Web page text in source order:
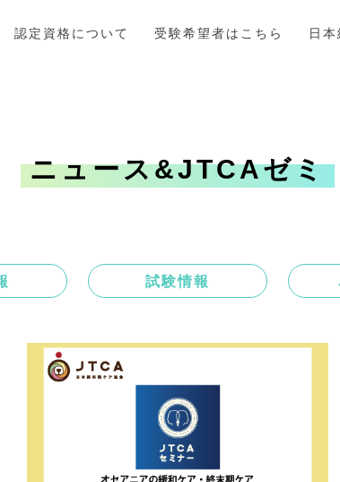
認定資格について 受験希望者はこちら 日
ニュース&JTCAゼミ
試験情報